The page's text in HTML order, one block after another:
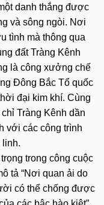
danh thắng được
và sông ngòi. Nơi
tình mà thông qua
đất Tràng Kênh
là công xưởng chế
Đông Bắc Tổ quốc
đại kim khí. Cùng
Tràng Kênh dần
với các công trình
linh.
trong công cuộc
tả “Nơi quan ải do
có thể chống được